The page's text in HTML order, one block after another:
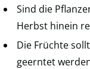
Sind die
Herbst hinein
Die Früchte
geerntet